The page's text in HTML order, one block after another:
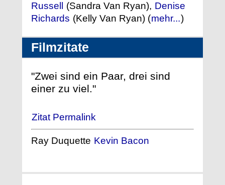
Russell
(Sandra Van Ryan), Denise
Richards (Kelly Van Ryan) (mehr...)
Filmzitate
"Zwei sind ein Paar, drei sind
einer zu viel."
Zitat Permalink
Ray Duquette Kevin Bacon